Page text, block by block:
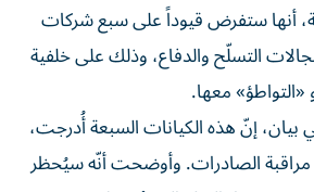
أنها ستفرض قيوداً على سبع شركات
التسلّح والدفاع، وذلك على خلفية
«التواطؤ» معها.
بيان، إنّ هذه الكيانات السبعة أُدرجت،
مراقبة الصادرات. وأوضحت أنّه سيُحظر